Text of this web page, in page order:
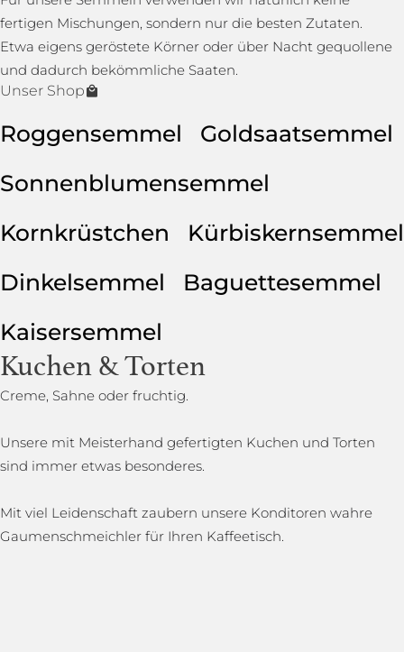
fertigen Mischungen, sondern nur die besten Zutaten.
Etwa eigens geröstete Körner oder über Nacht gequollene
und dadurch bekömmliche Saaten.
Unser Shop
Roggensemmel
Goldsaatsemmel
Sonnenblumensemmel
Kornkrüstchen
Kürbiskernsemmel
Dinkelsemmel
Baguettesemmel
Kaisersemmel
Kuchen & Torten
Creme, Sahne oder fruchtig.
Unsere mit Meisterhand gefertigten Kuchen und Torten
sind immer etwas besonderes.
Mit viel Leidenschaft zaubern unsere Konditoren wahre
Gaumenschmeichler für Ihren Kaffeetisch.